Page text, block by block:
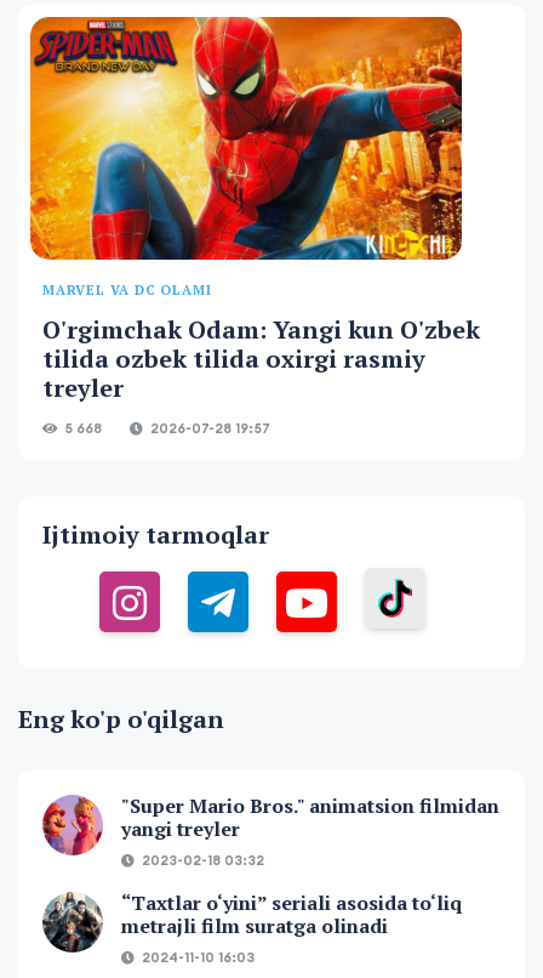
MARVEL VA DC OLAMI
O'rgimchak Odam: Yangi kun O'zbek
tilida ozbek tilida oxirgi rasmiy
treyler
5 668 2026-07-28 19:57
Ijtimoiy tarmoqlar
Eng ko'p o'qilgan
"Super Mario Bros." animatsion filmidan
yangi treyler
2023-02-18 03:32
“Taxtlar o‘yini” seriali asosida to‘liq
metrajli film suratga olinadi
2024-11-10 16:03